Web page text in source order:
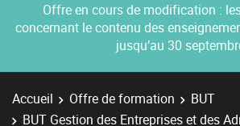
Offre en cours de modification :
concernant le contenu des
jusqu’au 30
Accueil Offre de formation
BUT
BUT Gestion des Entreprises et des